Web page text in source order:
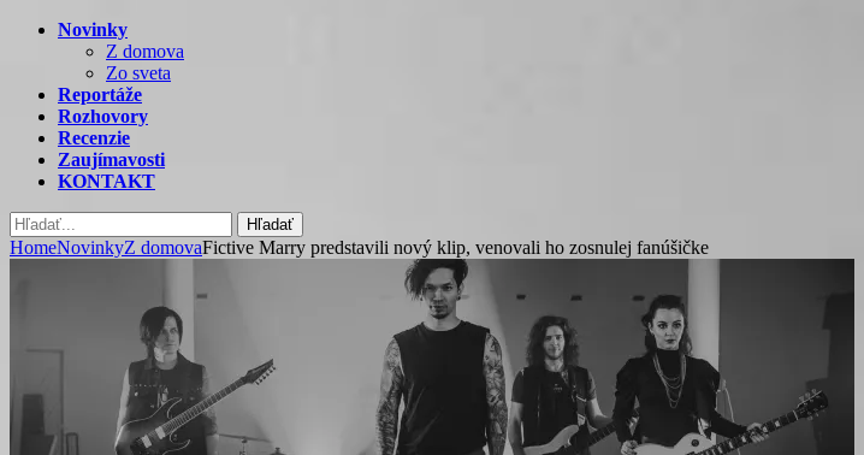
Novinky
Z domova
Zo sveta
Reportáže
Rozhovory
Recenzie
Zaujímavosti
KONTAKT
Hľadať
HomeNovinkyZ domovaFictive Marry predstavili nový klip, venovali ho zosnulej fanúšičke